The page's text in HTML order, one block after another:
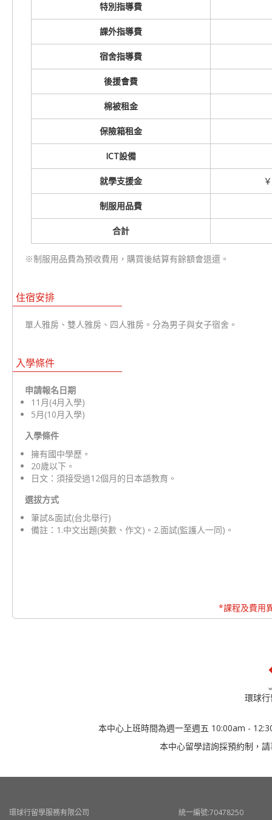
特別指導費
課外指導費
宿舍指導費
後援會費
棉被租金
保險箱租金
ICT設備
就學支援金
制服用品費
合計
※制服用品費為預收費用，購買後結算有餘額會退還。
住宿安排
單人雅房、雙人雅房、四人雅房。分為男子與女子宿舍。
入學條件
申請報名日期
11月(4月入學)
5月(10月入學)
入學條件
擁有國中學歷。
20歲以下。
日文：須接受過12個月的日本語教育。
選拔方式
筆試&面試(台北舉行)
備註：1.中文出題(英數、作文)。2.面試(監護人一同)。
*課程及費用
環球
本中心上班時間為週一至週五 10:00am -
本中心留學諮詢採預約制，
環球行留學服務有限公司
統一編號:70478250